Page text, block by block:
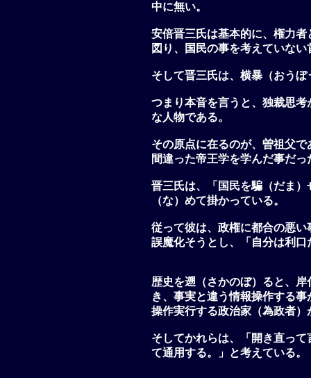
中に無い。
安倍晋三氏は基本的に、権力
図り、国民の事を考えていない
そして晋三氏は、横暴（おう
つまり本音を言うと、独裁思
な人物である。
その原点に在るのが、曽祖父
間違った帝王学を学んだ事だっ
晋三氏は、「国民を騙（だま
（な）めて掛かっている。
従って彼は、政権に都合の悪
誤魔化そうとし、「自分は利口
歴史を遡（さかのぼ）ると、
き、事実と違う情報操作する
操作実行する政治家（為政者）
そしてかれらは、「開き直っ
て通用する。」と考えている。